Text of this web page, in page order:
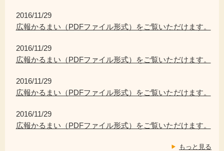
2016/11/29
広報かるまい（PDFファイル形式）をご覧いただけます。
2016/11/29
広報かるまい（PDFファイル形式）をご覧いただけます。
2016/11/29
広報かるまい（PDFファイル形式）をご覧いただけます。
2016/11/29
広報かるまい（PDFファイル形式）をご覧いただけます。
もっと見る